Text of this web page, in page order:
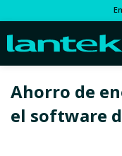
Ahorro de
el software